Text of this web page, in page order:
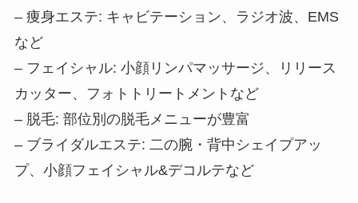
– 痩身エステ: キャビテーション、ラジオ波、EMS
など
– フェイシャル: 小顔リンパマッサージ、リリース
カッター、フォトトリートメントなど
– 脱毛: 部位別の脱毛メニューが豊富
– ブライダルエステ: 二の腕・背中シェイプアッ
プ、小顔フェイシャル&デコルテなど